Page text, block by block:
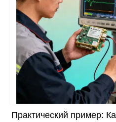
Практический пример: